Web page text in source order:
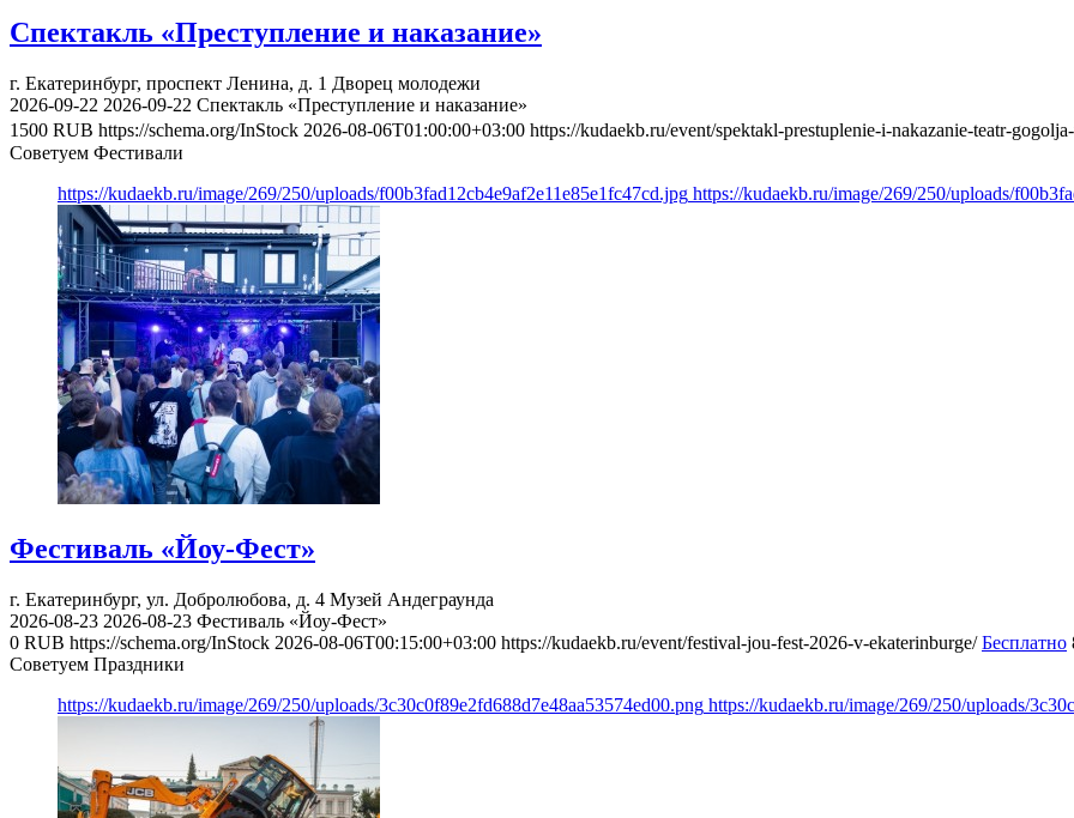
Спектакль «Преступление и наказание»
г. Екатеринбург, проспект Ленина, д. 1 Дворец молодежи
2026-09-22 2026-09-22 Спектакль «Преступление и наказание»
1500 RUB https://schema.org/InStock 2026-08-06T01:00:00+03:00 https://kudaekb.ru/event/spektakl-prestuplenie-i-nakazanie-teatr-
Советуем Фестивали
https://kudaekb.ru/image/269/250/uploads/f00b3fad12cb4e9af2e11e85e1fc47cd.jpg https://kudaekb.ru/image/269/250/uploads/
Фестиваль «Йоу-Фест»
г. Екатеринбург, ул. Добролюбова, д. 4 Музей Андеграунда
2026-08-23 2026-08-23 Фестиваль «Йоу-Фест»
0 RUB https://schema.org/InStock 2026-08-06T00:15:00+03:00 https://kudaekb.ru/event/festival-jou-fest-2026-v-ekaterinburge/ Бесплатно
Советуем Праздники
https://kudaekb.ru/image/269/250/uploads/3c30c0f89e2fd688d7e48aa53574ed00.png https://kudaekb.ru/image/269/250/uploads/